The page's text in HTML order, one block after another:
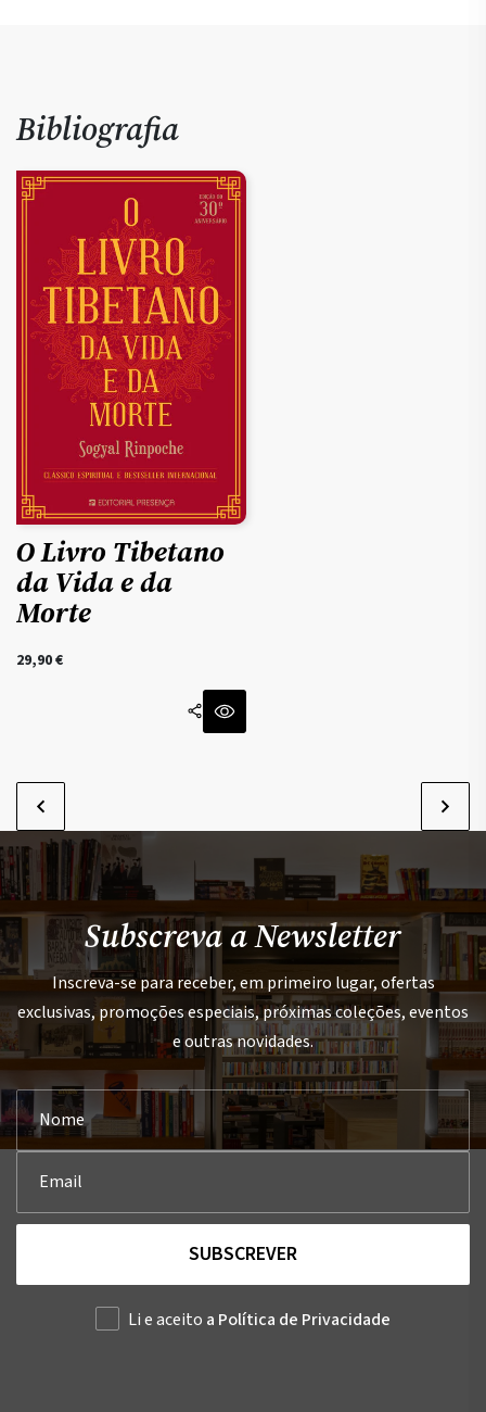
Bibliografia
O Livro Tibetano
da Vida e da
Morte
29,90€
Subscreva a Newsletter
Inscreva-se para receber, em primeiro lugar, ofertas
exclusivas, promoções especiais, próximas coleções, eventos
e outras novidades.
SUBSCREVER
Li e aceito a Política de Privacidade